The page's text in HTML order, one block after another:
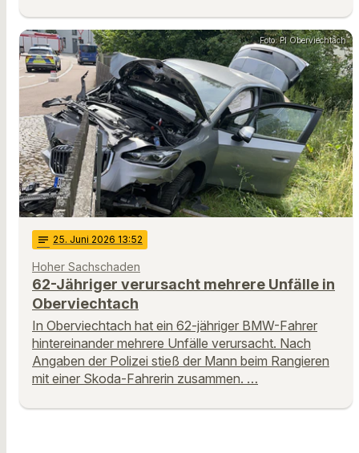
Foto: PI Oberviechtach
notes 25. Juni 2026 13:52
Hoher Sachschaden
62-Jähriger verursacht mehrere Unfälle in
Oberviechtach
In Oberviechtach hat ein 62-jähriger BMW-Fahrer
hintereinander mehrere Unfälle verursacht. Nach
Angaben der Polizei stieß der Mann beim Rangieren
mit einer Skoda-Fahrerin zusammen. …